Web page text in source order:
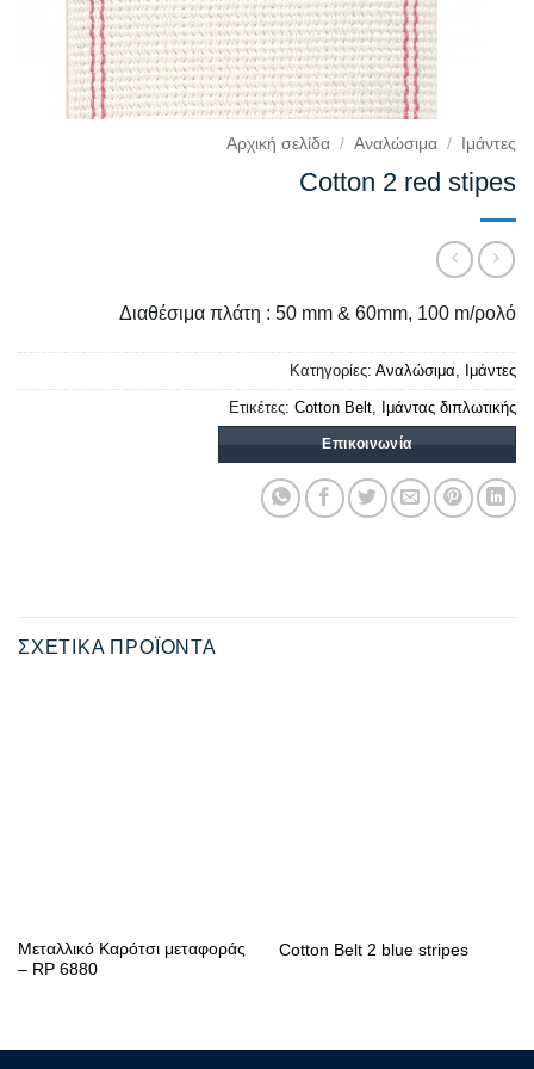
Αρχική σελίδα / Αναλώσιμα / Ιμάντες
Cotton 2 red stipes
Διαθέσιμα πλάτη : 50 mm & 60mm, 100 m/ρολό
Κατηγορίες: Αναλώσιμα, Ιμάντες
Ετικέτες: Cotton Belt, Ιμάντας διπλωτικής
Επικοινωνία
ΣΧΕΤΙΚΆ ΠΡΟΪΌΝΤΑ
Μεταλλικό Καρότσι μεταφοράς
– RP 6880
Cotton Belt 2 blue stripes